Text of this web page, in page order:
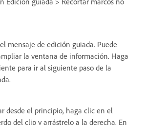
mensaje de edición guiada. Puede
la ventana de información. Haga
para ir al siguiente paso de la
desde el principio, haga clic en el
del clip y arrástrelo a la derecha. En